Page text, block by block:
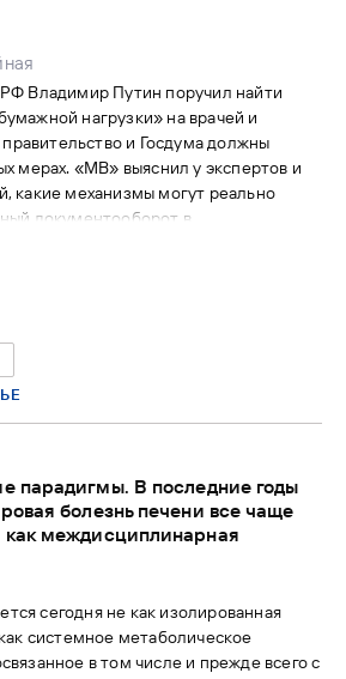
Владимир Путин поручил найти
нагрузки» на врачей и
правительство и Госдума должны
мерах. «МВ» выяснил у экспертов и
какие механизмы могут реально
документооборот в
парадигмы. В последние годы
болезнь печени все чаще
как междисциплинарная
сегодня не как изолированная
системное метаболическое
в том числе и прежде всего с